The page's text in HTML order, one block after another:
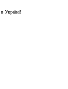
Україні!